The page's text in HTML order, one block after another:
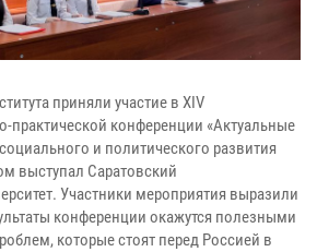
приняли участие в ХIV
практической конференции «Актуальные
и политического развития
выступал Саратовский
Участники мероприятия выразили
конференции окажутся полезными
которые стоят перед Россией в